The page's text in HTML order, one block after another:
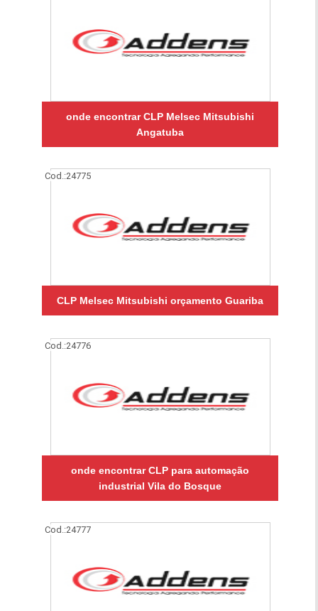
onde encontrar CLP Melsec Mitsubishi
Angatuba
Cod.:24775
CLP Melsec Mitsubishi orçamento Guariba
Cod.:24776
onde encontrar CLP para automação
industrial Vila do Bosque
Cod.:24777